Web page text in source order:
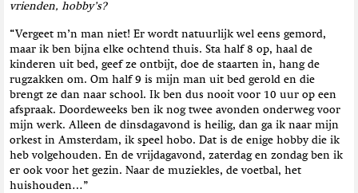
vrienden, hobby’s?
“Vergeet m’n man niet! Er wordt natuurlijk wel eens gemord,
maar ik ben bijna elke ochtend thuis. Sta half 8 op, haal de
kinderen uit bed, geef ze ontbijt, doe de staarten in, hang de
rugzakken om. Om half 9 is mijn man uit bed gerold en die
brengt ze dan naar school. Ik ben dus nooit voor 10 uur op een
afspraak. Doordeweeks ben ik nog twee avonden onderweg voor
mijn werk. Alleen de dinsdagavond is heilig, dan ga ik naar mijn
orkest in Amsterdam, ik speel hobo. Dat is de enige hobby die ik
heb volgehouden. En de vrijdagavond, zaterdag en zondag ben ik
er ook voor het gezin. Naar de muziekles, de voetbal, het
huishouden…”